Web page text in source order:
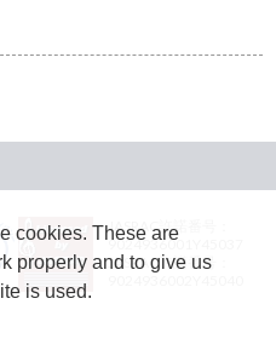
JASRAC許諾番号：
9024936001Y45037
JASRAC許諾番号：
cookies. These are
properly and to give us
is used.